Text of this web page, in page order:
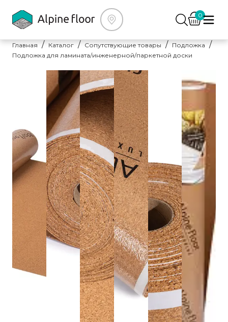
0
Главная Каталог Сопутствующие товары
Подложка
Подложка для ламината/инженерной/паркетной доски